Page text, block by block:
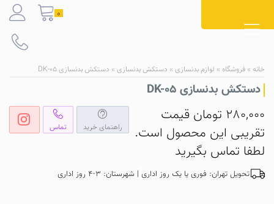
content
0
خانه » فروشگاه » لوازم بدنسازی » دستکش بدنسازی » دستکش بدنسازی DK-05
دستکش بدنسازی DK-05
راهنمای خرید تماس
280,000 تومان قیمت
تقریبی این محصول است.
لطفا تماس بگیرید
تحویل تهران: فوری یا یک روز اداری | شهرستان: 3-4 روز اداری